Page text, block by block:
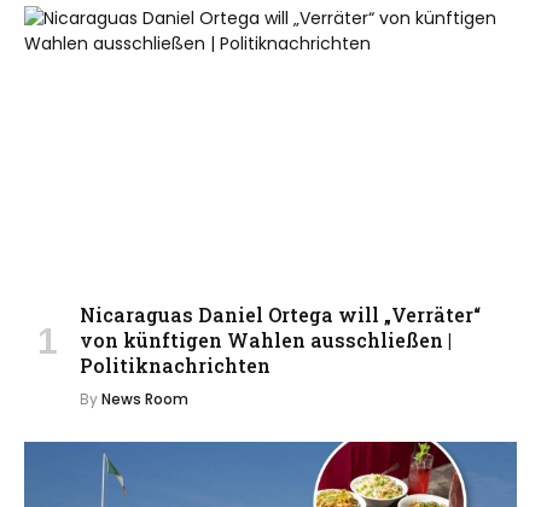
Nicaraguas Daniel Ortega will „Verräter“
von künftigen Wahlen ausschließen |
Politiknachrichten
ByNews Room